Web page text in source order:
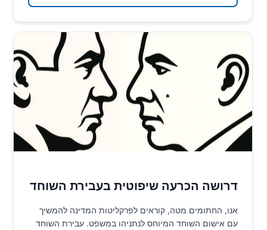
דרושה הכרעה שיפוטית בעבירת השוחד
אנו, החתומים מטה, קוראים לפרקליטות המדינה להמשיך
עם אישום השוחד המיוחס לנתניהו במשפט. עבירת השוחד